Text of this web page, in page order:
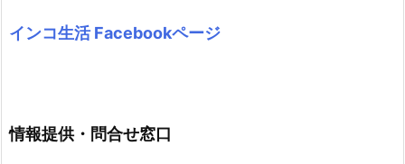
インコ生活 Facebookページ
情報提供・問合せ窓口